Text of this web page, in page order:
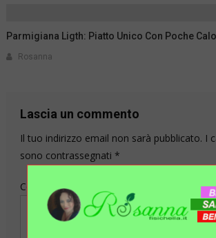
Parmigiana Ligth: Piatto Unico Con Poche
Rosanna
Lascia un commento
Il tuo indirizzo email non sarà pubblicato. I
sono contrassegnati *
Commento